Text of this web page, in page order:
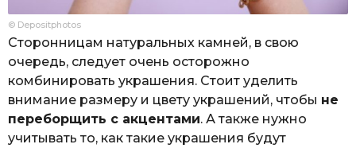
© Depositphotos
Сторонницам натуральных камней, в свою
очередь, следует очень осторожно
комбинировать украшения. Стоит уделить
внимание размеру и цвету украшений, чтобы не
переборщить с акцентами. А также нужно
учитывать то, как такие украшения будут